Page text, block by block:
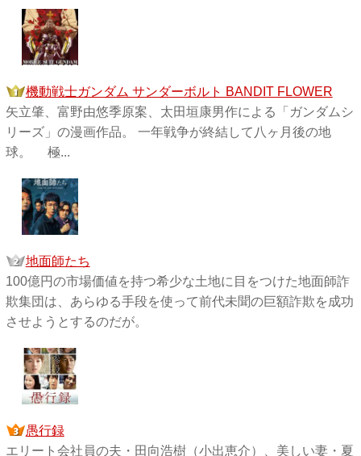
機動戦士ガンダム サンダーボルト BANDIT FLOWER
矢立肇、富野由悠季原案、太田垣康男作による「ガンダムシ
リーズ」の漫画作品。 一年戦争が終結して八ヶ月後の地
球。 極...
地面師たち
100億円の市場価値を持つ希少な土地に目をつけた地面師詐
欺集団は、あらゆる手段を使って前代未聞の巨額詐欺を成功
させようとするのだが。
愚行録
エリート会社員の夫・田向浩樹（小出恵介）、美しい妻・夏